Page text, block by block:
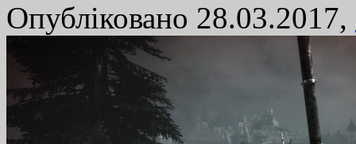
Опубліковано 28.03.2017,